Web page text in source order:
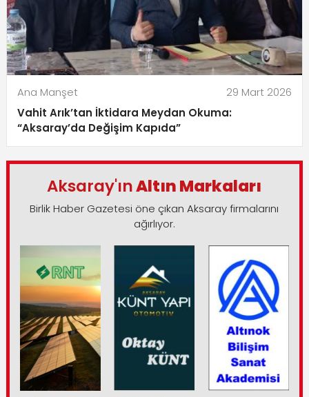
Ana Manşet
29 Mart 2026
Vahit Arık’tan İktidara Meydan Okuma:
“Aksaray’da Değişim Kapıda”
Aksaray'ınAltın Markaları
Birlik Haber Gazetesi öne çıkan Aksaray firmalarını
ağırlıyor.